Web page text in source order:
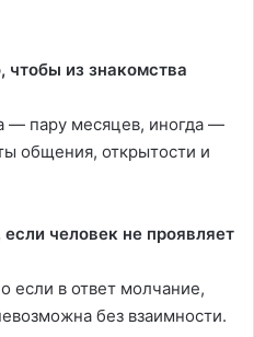
чтобы из знакомства
— пару месяцев, иногда —
общения, открытости и
человек не проявляет
если в ответ молчание,
без взаимности.